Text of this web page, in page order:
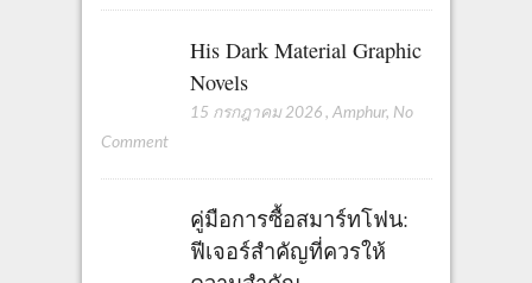
His Dark Material Graphic
Novels
15 กรกฎาคม 2026 , Amphur, No
Comment
คู่มือการซื้อสมาร์ทโฟน:
ฟีเจอร์สำคัญที่ควรให้